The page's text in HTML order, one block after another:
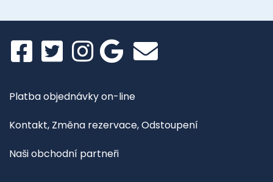
Platba objednávky on-line
Kontakt, Změna rezervace, Odstoupení
Naši obchodní partneři